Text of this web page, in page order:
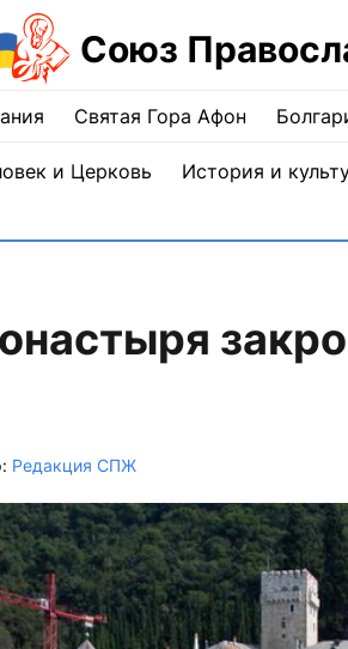
Союз
Святая Гора Афон
и Церковь История и
Редакция СПЖ